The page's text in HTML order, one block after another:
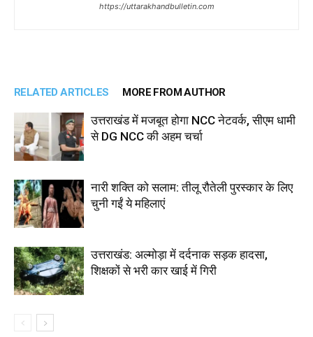
https://uttarakhandbulletin.com
RELATED ARTICLES MORE FROM AUTHOR
उत्तराखंड में मजबूत होगा NCC नेटवर्क, सीएम धामी
से DG NCC की अहम चर्चा
नारी शक्ति को सलाम: तीलू रौतेली पुरस्कार के लिए
चुनी गईं ये महिलाएं
उत्तराखंड: अल्मोड़ा में दर्दनाक सड़क हादसा,
शिक्षकों से भरी कार खाई में गिरी